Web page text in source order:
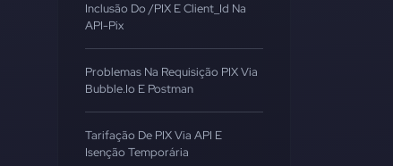
Inclusão Do /PIX E Client_Id Na
API-Pix
Problemas Na Requisição PIX Via
Bubble.io E Postman
Tarifação De PIX Via API E
Isenção Temporária